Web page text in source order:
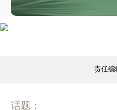
责任编
话题：